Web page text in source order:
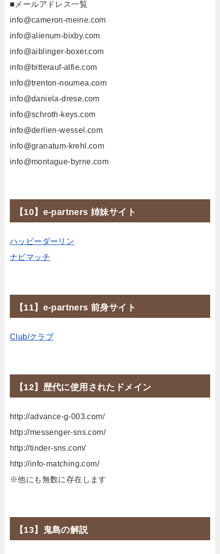
■メールアドレス一覧
info@cameron-meine.com
info@alienum-bixby.com
info@aiblinger-boxer.com
info@bitterauf-alfie.com
info@trenton-noumea.com
info@daniela-drese.com
info@schroth-keys.com
info@derlien-wessel.com
info@granatum-krehl.com
info@montague-byrne.com
【10】e-partners 姉妹サイト
ハッピーダーリン
ナビマッチ
【11】e-partners 前身サイト
Club/クラブ
【12】歴代に使用されたドメイン
http://advance-g-003.com/
http://messenger-sns.com/
http://tinder-sns.com/
http://info-matching.com/
※他にも無数に存在します
【13】鬼島の解説